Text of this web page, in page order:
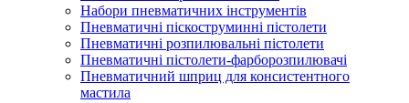
Набори пневматичних інструментів
Пневматичні піскоструминні пістолети
Пневматичні розпилювальні пістолети
Пневматичні пістолети-фарборозпилювачі
Пневматичний шприц для консистентного
мастила